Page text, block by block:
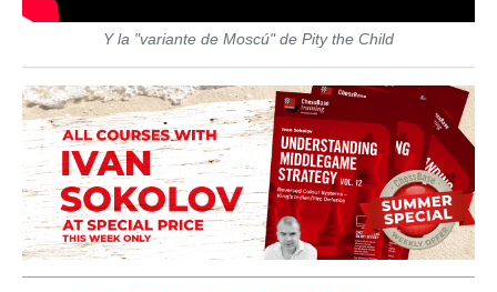
Y la "variante de Moscú" de Pity the Child